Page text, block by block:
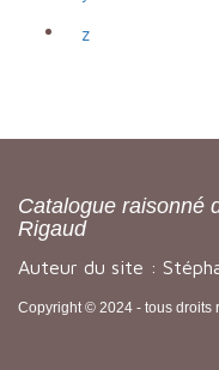
z
Catalogue raisonné
Rigaud
Auteur du site :
Copyright © 2024 - tous droits